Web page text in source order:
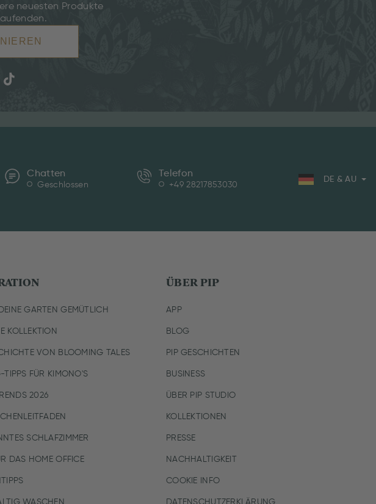
neuesten Produkte
Chatten
Geschlossen
Telefon
+49 28217853030
DE & AU
GARTEN GEMÜTLICH
KOLLEKTION
VON BLOOMING TALES
TIPPS FÜR KIMONO'S
2026
SCHLAFZIMMER
DAS HOME OFFICE
WASCHEN
ÜBER PIP
APP
BLOG
PIP GESCHICHTEN
BUSINESS
ÜBER PIP STUDIO
KOLLEKTIONEN
PRESSE
NACHHALTIGKEIT
COOKIE INFO
DATENSCHUTZERKLÄRUNG